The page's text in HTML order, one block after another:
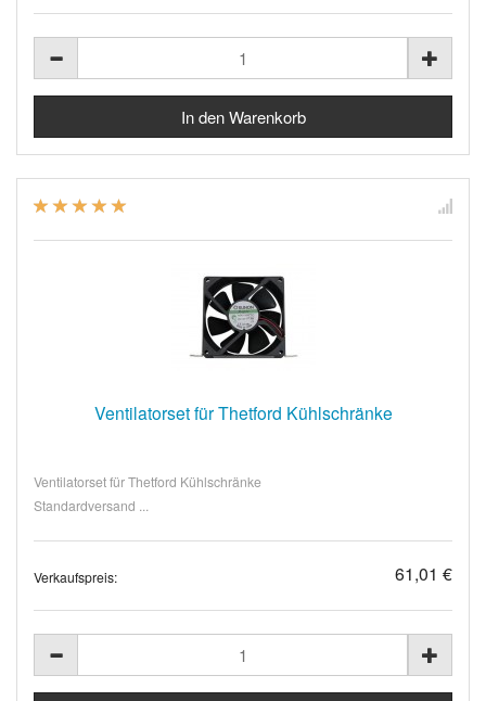
Ventilatorset für Thetford Kühlschränke
Ventilatorset für Thetford Kühlschränke
Standardversand ...
Verkaufspreis: 61,01 €